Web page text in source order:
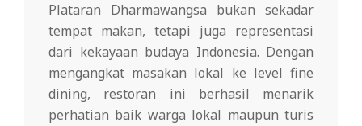
Plataran Dharmawangsa bukan sekadar
tempat makan, tetapi juga representasi
dari kekayaan budaya Indonesia. Dengan
mengangkat masakan lokal ke level fine
dining, restoran ini berhasil menarik
perhatian baik warga lokal maupun turis